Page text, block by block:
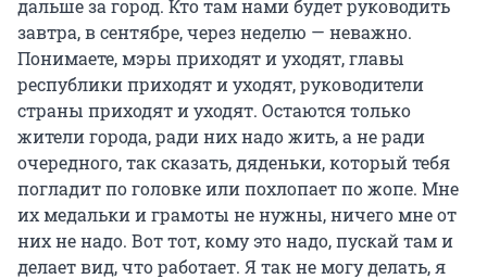
дальше за город. Кто там нами будет руководить
завтра, в сентябре, через неделю — неважно.
Понимаете, мэры приходят и уходят, главы
республики приходят и уходят, руководители
страны приходят и уходят. Остаются только
жители города, ради них надо жить, а не ради
очередного, так сказать, дяденьки, который тебя
погладит по головке или похлопает по жопе. Мне
их медальки и грамоты не нужны, ничего мне от
них не надо. Вот тот, кому это надо, пускай там и
делает вид, что работает. Я так не могу делать, я